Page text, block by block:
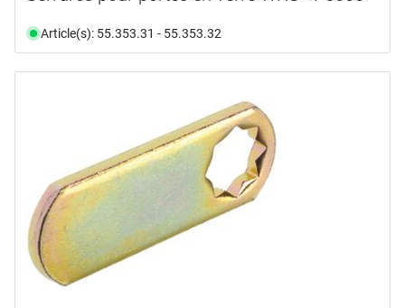
Article(s): 55.353.31 - 55.353.32